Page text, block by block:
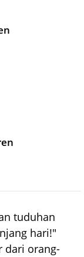
tuduhan
hari!"
dari orang-